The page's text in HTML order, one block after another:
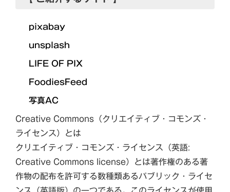
pixabay
unsplash
LIFE OF PIX
FoodiesFeed
写真AC
Creative Commons（クリエイティブ・コモンズ・
ライセンス）とは
クリエイティブ・コモンズ・ライセンス（英語:
Creative Commons license）とは著作権のある著
作物の配布を許可する数種類あるパブリック・ライセ